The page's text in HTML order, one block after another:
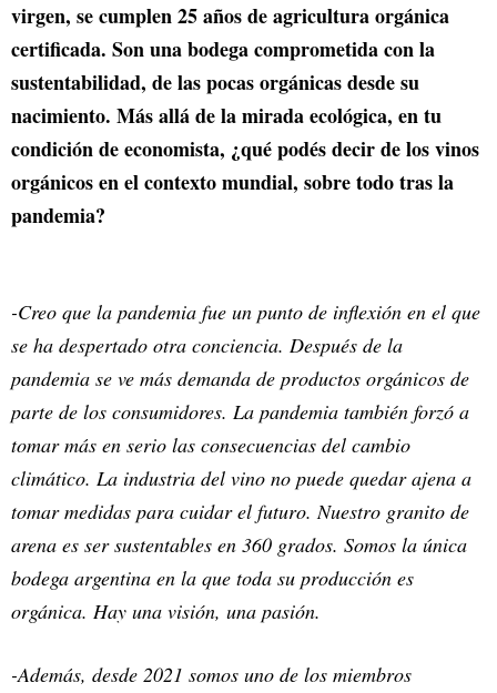
virgen, se cumplen 25 años de agricultura orgánica
certificada. Son una bodega comprometida con la
sustentabilidad, de las pocas orgánicas desde su
nacimiento. Más allá de la mirada ecológica, en tu
condición de economista, ¿qué podés decir de los vinos
orgánicos en el contexto mundial, sobre todo tras la
pandemia?
-Creo que la pandemia fue un punto de inflexión en el que
se ha despertado otra conciencia. Después de la
pandemia se ve más demanda de productos orgánicos de
parte de los consumidores. La pandemia también forzó a
tomar más en serio las consecuencias del cambio
climático. La industria del vino no puede quedar ajena a
tomar medidas para cuidar el futuro. Nuestro granito de
arena es ser sustentables en 360 grados. Somos la única
bodega argentina en la que toda su producción es
orgánica. Hay una visión, una pasión.
-Además, desde 2021 somos uno de los miembros